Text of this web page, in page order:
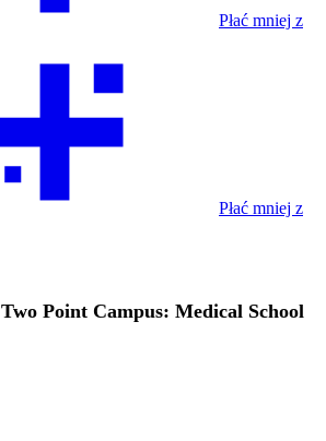
Płać mniej z
Płać mniej z
Two Point Campus: Medical School